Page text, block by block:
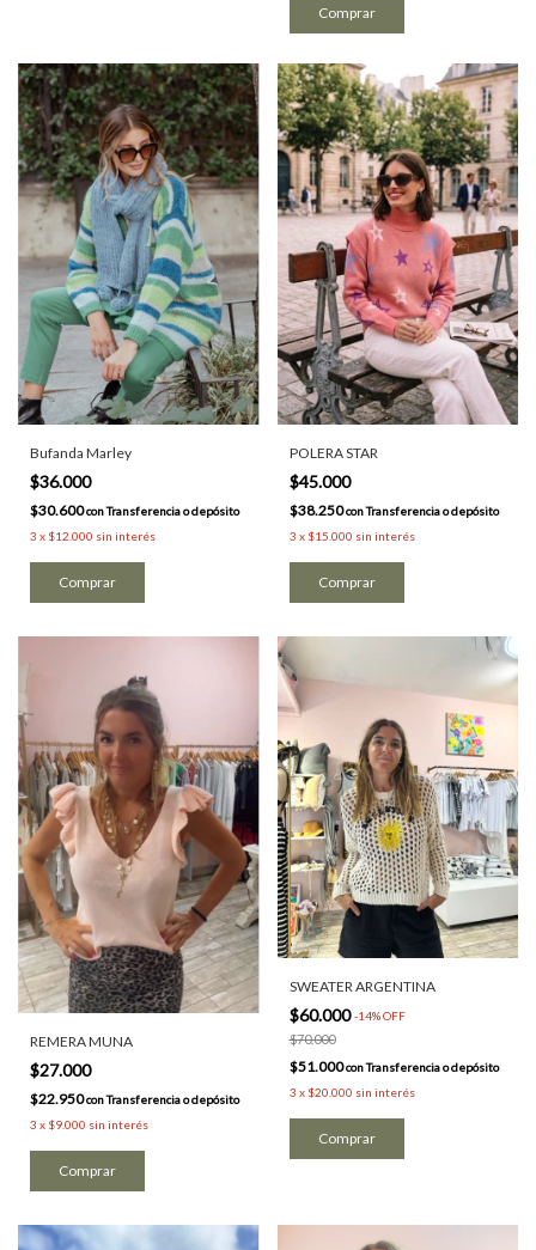
Comprar
Bufanda Marley
$36.000
$30.600conTransferencia o depósito
3 x $12.000 sin interés
Comprar
POLERA STAR
$45.000
$38.250conTransferencia o depósito
3 x $15.000 sin interés
REMERA MUNA
$27.000
$22.950conTransferencia o depósito
3 x $9.000 sin interés
SWEATER ARGENTINA
$60.000-14%OFF
$70.000
$51.000conTransferencia o depósito
3 x $20.000 sin interés